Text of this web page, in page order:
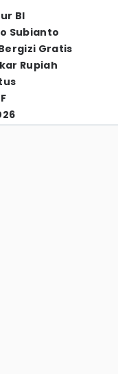
BI
Subianto
Gratis
Rupiah